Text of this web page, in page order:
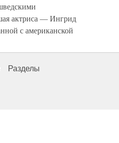
актриса — Ингрид
с американской
Разделы